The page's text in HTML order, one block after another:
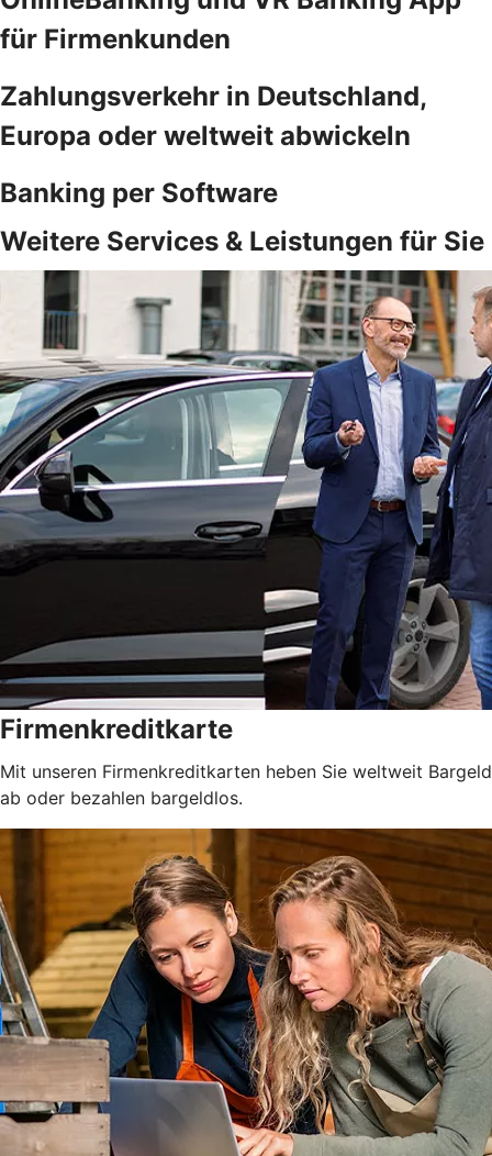
für Firmenkunden
Zahlungsverkehr in Deutschland,
Europa oder weltweit abwickeln
Banking per Software
Weitere Services & Leistungen für Sie
Firmenkreditkarte
Mit unseren Firmenkreditkarten heben Sie weltweit Bargeld
ab oder bezahlen bargeldlos.